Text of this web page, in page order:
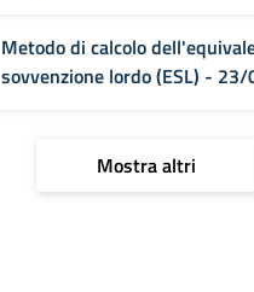
Metodo di calcolo
sovvenzione lordo (ESL) -
Mostra altri